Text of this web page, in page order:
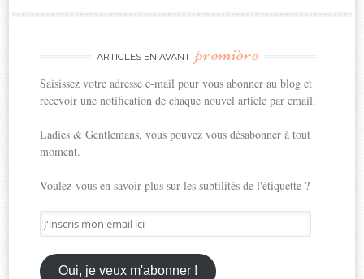
ARTICLES EN AVANT première
Saisissez votre adresse e-mail pour vous abonner au blog et
recevoir une notification de chaque nouvel article par email.
Ladies & Gentlemans, vous pouvez vous désabonner à tout
moment.
Voulez-vous en savoir plus sur les subtilités de l'étiquette ?
J'inscris
mon
email
ici
Oui, je veux m'abonner !